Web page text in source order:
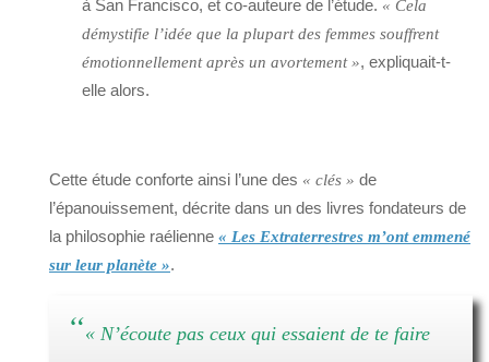
à San Francisco, et co-auteure de l’étude. « Cela
démystifie l’idée que la plupart des femmes souffrent
émotionnellement après un avortement », expliquait-t-
elle alors.
Cette étude conforte ainsi l’une des « clés » de
l’épanouissement, décrite dans un des livres fondateurs de
la philosophie raélienne « Les Extraterrestres m’ont emmené
sur leur planète ».
“« N’écoute pas ceux qui essaient de te faire